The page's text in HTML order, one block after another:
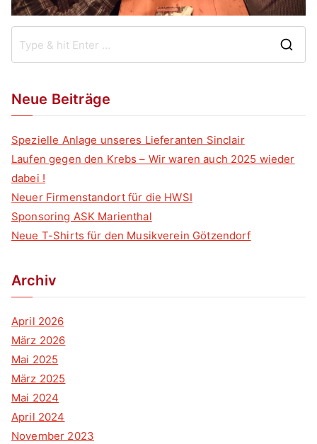
Neue Beiträge
Spezielle Anlage unseres Lieferanten Sinclair
Laufen gegen den Krebs – Wir waren auch 2025 wieder
dabei !
Neuer Firmenstandort für die HWSI
Sponsoring ASK Marienthal
Neue T-Shirts für den Musikverein Götzendorf
Archiv
April 2026
März 2026
Mai 2025
März 2025
Mai 2024
April 2024
November 2023